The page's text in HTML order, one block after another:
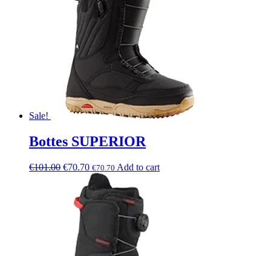
Sale!
Bottes SUPERIOR
€101.00 €70.70 €70.70 Add to cart